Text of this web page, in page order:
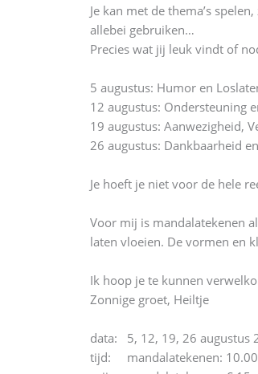
Je kan met de thema’s
allebei gebruiken…
Precies wat jij leuk vindt of
5 augustus: Humor en
12 augustus: Ondersteuning
19 augustus: Aanwezigheid,
26 augustus: Dankbaarheid
Je hoeft je niet voor de hele
Voor mij is mandalatekenen
laten vloeien. De vormen en
Ik hoop je te kunnen
Zonnige groet, Heiltje
data: 5, 12, 19, 26 augustus
tijd: mandalatekenen: